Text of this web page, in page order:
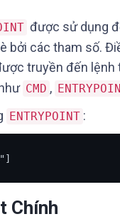
được sử dụng
bởi các tham số.
truyền đến lệnh
CMD ,
ENTRYPOINT :
Chính